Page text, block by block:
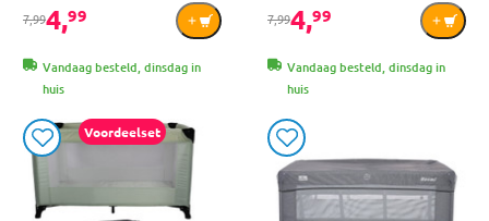
7,994,99
Vandaag besteld, dinsdag in
huis
7,994,99
Vandaag besteld, dinsdag in
huis
Voordeelset